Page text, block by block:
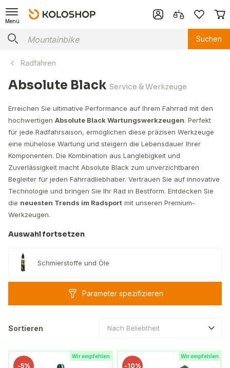
Menü
Suchen
Radfahren
Absolute Black Service & Werkzeuge
Erreichen Sie ultimative Performance auf Ihrem Fahrrad mit den
hochwertigen Absolute Black Wartungswerkzeugen. Perfekt
für jede Radfahrsaison, ermöglichen diese präzisen Werkzeuge
eine mühelose Wartung und steigern die Lebensdauer Ihrer
Komponenten. Die Kombination aus Langlebigkeit und
Zuverlässigkeit macht Absolute Black zum unverzichtbaren
Begleiter für jeden Fahrradliebhaber. Vertrauen Sie auf innovative
Technologie und bringen Sie Ihr Rad in Bestform. Entdecken Sie
die neuesten Trends im Radsport mit unseren Premium-
Werkzeugen.
Auswahl fortsetzen
Schmierstoffe und Öle
Parameter spezifizieren
Sortieren Nach Beliebtheit
Wir empfehlen
-5%
Wir empfehlen
-10%